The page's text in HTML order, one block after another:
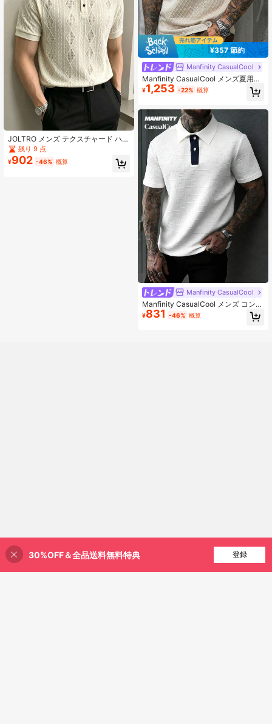
JOLTRO メンズ テクスチャード ハー
フボタン 半袖ポロシャツ、夏カジュ
アル、通勤 オフィス ホリデー、通気
性のある生地 クラシックカラー デー
残り 9 点
¥902 -46% 概算
¥357 節約
Manfinity CasualCool
Manfinity CasualCool メンズ夏用カ
ジュアルゴルフポロシャツ、半袖通
勤オールドマネースタイル、ヴィン
レジャー、アウトドアアクティビテ
ィ&オフィス、フォーマル
¥1,253 -22% 概算
Manfinity CasualCool
Manfinity CasualCool メンズ コント
ラストカラー ポロシャツ 3Dジオメ
トリックジャガード カジュアル 半袖
¥831 -46% 概算
45% 割引！ 買い物かごに追加
30%OFF＆全品送料無料特典 登録